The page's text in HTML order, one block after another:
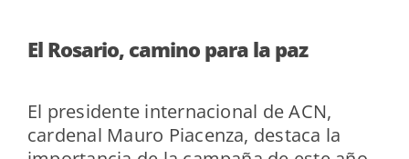
El Rosario, camino para la paz
El presidente internacional de ACN,
cardenal Mauro Piacenza, destaca la